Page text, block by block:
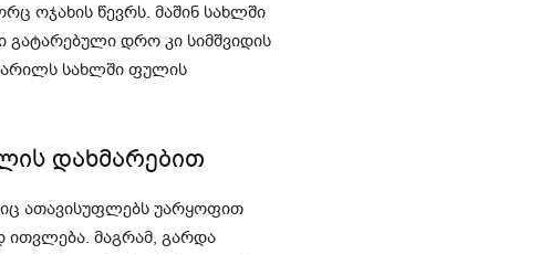
ოჯახის წევრს. მაშინ სახლში
დრო კი სიმშვიდის
სახლში ფულის
დახმარებით
ათავისუფლებს უარყოფით
ითვლება. მაგრამ, გარდა